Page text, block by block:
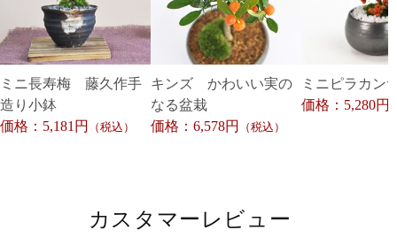
ミニ長寿梅 藤久作手
造り小鉢
価格：5,181円
（税込）
キンズ かわいい実の
なる盆栽
価格：6,578円
（税込）
ミニピラカン
価格：5,280円
カスタマーレビュー